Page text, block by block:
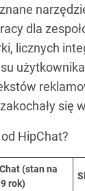
dla
licznych
się
HipChat?
(stan na
rok)